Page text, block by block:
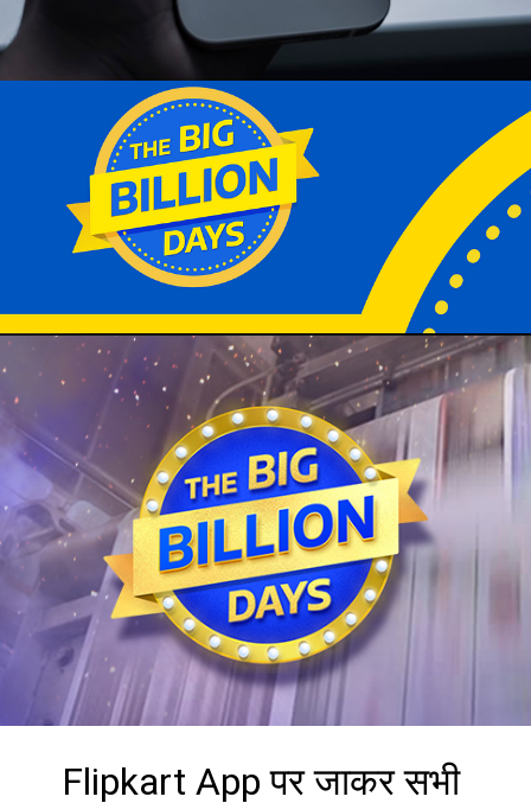
Flipkart App पर जाकर सभी